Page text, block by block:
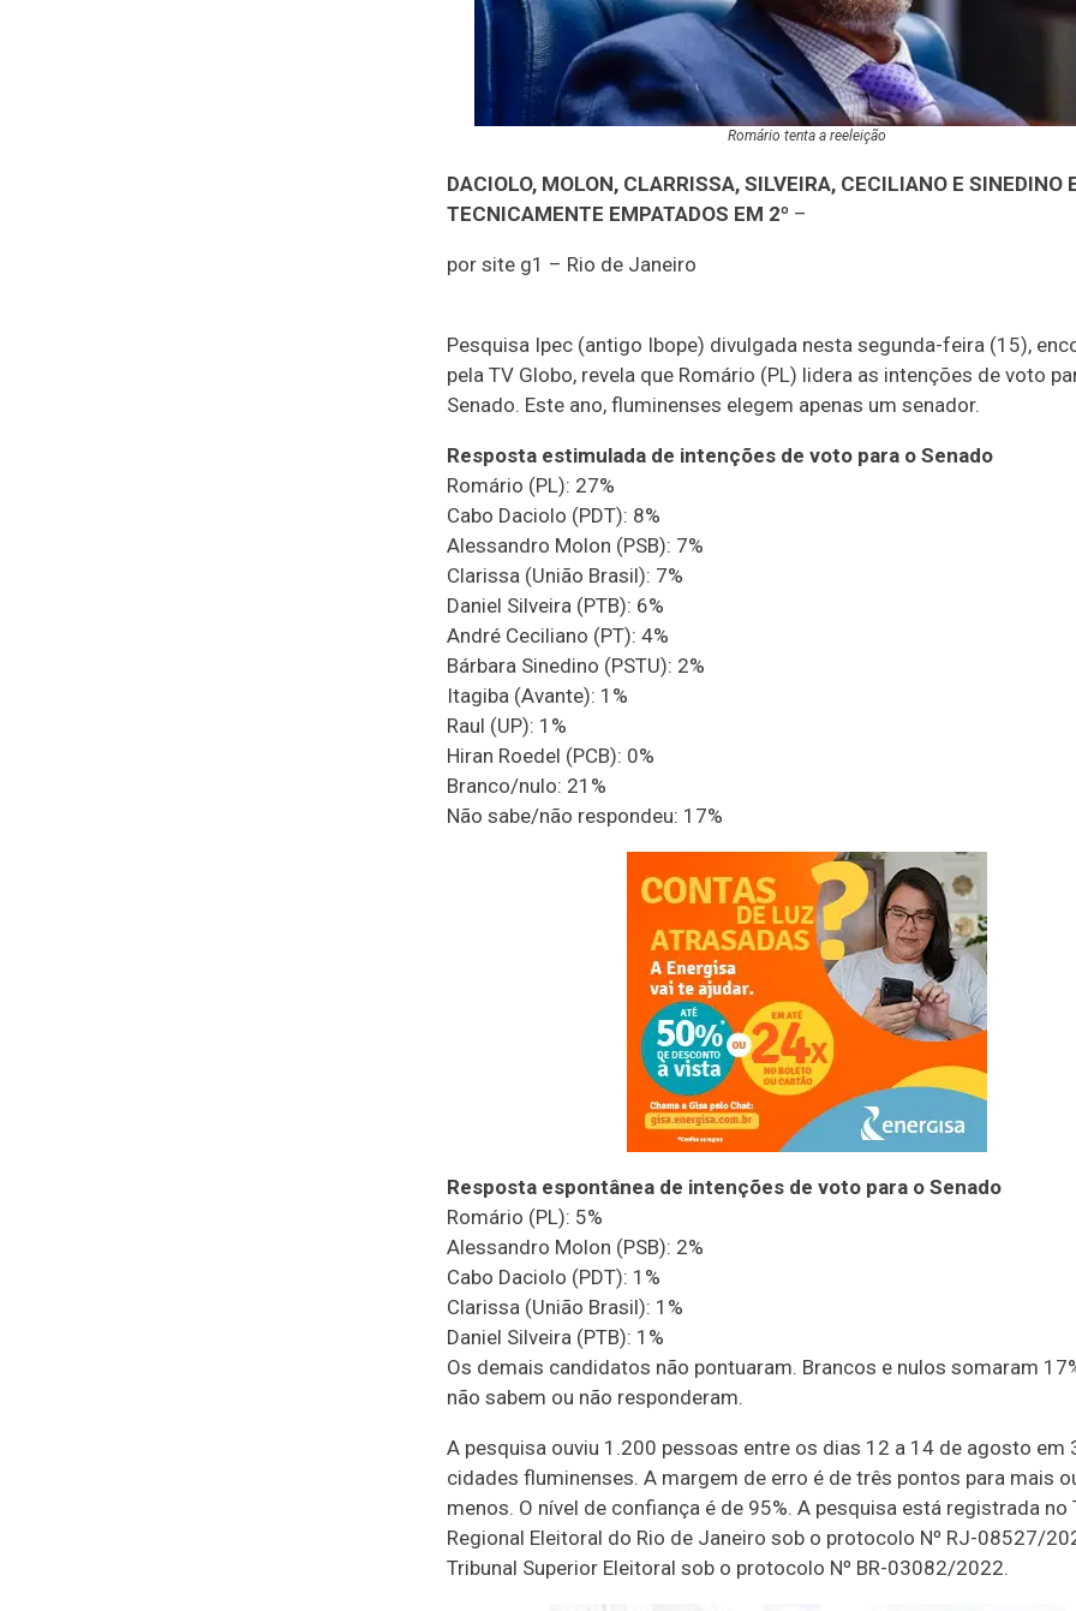
Romário tenta a reeleição
DACIOLO, MOLON, CLARRISSA, SILVEIRA, CECILIANO E SINEDINO
TECNICAMENTE EMPATADOS EM 2º –
por site g1 – Rio de Janeiro
Pesquisa Ipec (antigo Ibope) divulgada nesta segunda-feira (15),
pela TV Globo, revela que Romário (PL) lidera as intenções de voto
Senado. Este ano, fluminenses elegem apenas um senador.
Resposta estimulada de intenções de voto para o Senado
Romário (PL): 27%
Cabo Daciolo (PDT): 8%
Alessandro Molon (PSB): 7%
Clarissa (União Brasil): 7%
Daniel Silveira (PTB): 6%
André Ceciliano (PT): 4%
Bárbara Sinedino (PSTU): 2%
Itagiba (Avante): 1%
Raul (UP): 1%
Hiran Roedel (PCB): 0%
Branco/nulo: 21%
Não sabe/não respondeu: 17%
Resposta espontânea de intenções de voto para o Senado
Romário (PL): 5%
Alessandro Molon (PSB): 2%
Cabo Daciolo (PDT): 1%
Clarissa (União Brasil): 1%
Daniel Silveira (PTB): 1%
Os demais candidatos não pontuaram. Brancos e nulos somaram
não sabem ou não responderam.
A pesquisa ouviu 1.200 pessoas entre os dias 12 a 14 de agosto em
cidades fluminenses. A margem de erro é de três pontos para mais
menos. O nível de confiança é de 95%. A pesquisa está registrada no
Regional Eleitoral do Rio de Janeiro sob o protocolo Nº RJ-08527/
Tribunal Superior Eleitoral sob o protocolo Nº BR-03082/2022.